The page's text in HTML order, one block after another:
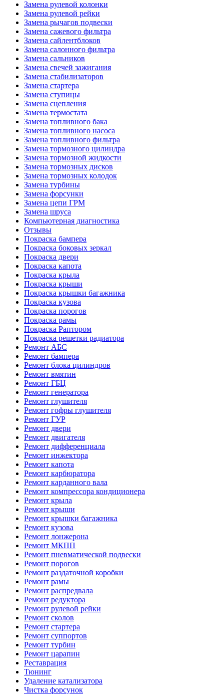
Замена рулевой колонки
Замена рулевой рейки
Замена рычагов подвески
Замена сажевого фильтра
Замена сайлентблоков
Замена салонного фильтра
Замена сальников
Замена свечей зажигания
Замена стабилизаторов
Замена стартера
Замена ступицы
Замена сцепления
Замена термостата
Замена топливного бака
Замена топливного насоса
Замена топливного фильтра
Замена тормозного цилиндра
Замена тормозной жидкости
Замена тормозных дисков
Замена тормозных колодок
Замена турбины
Замена форсунки
Замена цепи ГРМ
Замена шруса
Компьютерная диагностика
Отзывы
Покраска бампера
Покраска боковых зеркал
Покраска двери
Покраска капота
Покраска крыла
Покраска крыши
Покраска крышки багажника
Покраска кузова
Покраска порогов
Покраска рамы
Покраска Раптором
Покраска решетки радиатора
Ремонт АБС
Ремонт бампера
Ремонт блока цилиндров
Ремонт вмятин
Ремонт ГБЦ
Ремонт генератора
Ремонт глушителя
Ремонт гофры глушителя
Ремонт ГУР
Ремонт двери
Ремонт двигателя
Ремонт дифференциала
Ремонт инжектора
Ремонт капота
Ремонт карбюратора
Ремонт карданного вала
Ремонт компрессора кондиционера
Ремонт крыла
Ремонт крыши
Ремонт крышки багажника
Ремонт кузова
Ремонт лонжерона
Ремонт МКПП
Ремонт пневматической подвески
Ремонт порогов
Ремонт раздаточной коробки
Ремонт рамы
Ремонт распредвала
Ремонт редуктора
Ремонт рулевой рейки
Ремонт сколов
Ремонт стартера
Ремонт суппортов
Ремонт турбин
Ремонт царапин
Реставрация
Тюнинг
Удаление катализатора
Чистка форсунок